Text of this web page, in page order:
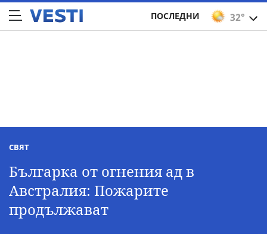
32°
ПОСЛЕДНИ
СВЯТ
Българка от огнения ад в
Австралия: Пожарите
продължават